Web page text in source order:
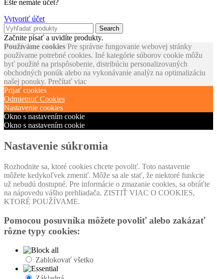
Ešte nemáte účet?
Vytvoriť účet
Search
Začnite písať a uvidíte produkty.
Používáme cookies Pre správne fungovanie webovej stránky
používame potrebné cookies. Iné kategórie súborov cookie môžu
byť použité na prispôsobenie, distribúciu personalizovaných
obchodných ponúk alebo na vykonávanie analýz na optimalizáciu
našej ponuky. Prečítať viac
Prijať cookies
Odmietnuť Cookies
Nastavenie cookies
Okno s nastavením cookie
Okno s nastavením cookie
Nastavenie súkromia
Rozhodnite sa, ktoré cookies chcete povoliť. Toto nastavenie
môžete kedykoľvek zmeniť. Môže sa ale stať, že niektoré funkcie
už nebudú dostupné. Pre informácie o zmazanie cookies, sa obráťte
na nápovedu vášho prehliadača. ZISTIŤ VIAC O COOKIES,
KTORÉ POUŽÍVAME.
Pomocou posuvníka môžete povoliť alebo zakázať
rôzne typy cookies:
Zablokovať všetko